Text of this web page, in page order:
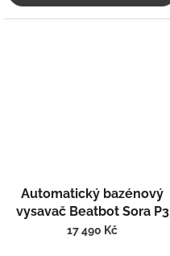
hodnocení
produktu
5,0
Automatický bazénový
vysavač Beatbot Sora P3
17 490 Kč